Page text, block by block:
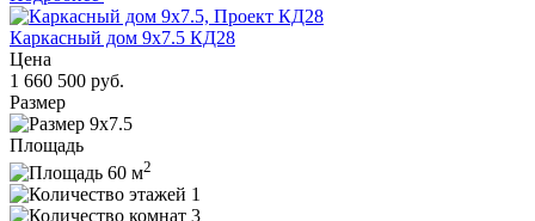
Каркасный дом 9x7.5 КД28
Цена
1 660 500 руб.
Размер
9x7.5
Площадь
60 м2
1
3